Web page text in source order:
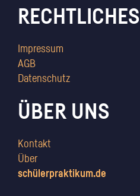
RECHTLICHES
Impressum
AGB
Datenschutz
ÜBER UNS
Kontakt
Über
schülerpraktikum.de